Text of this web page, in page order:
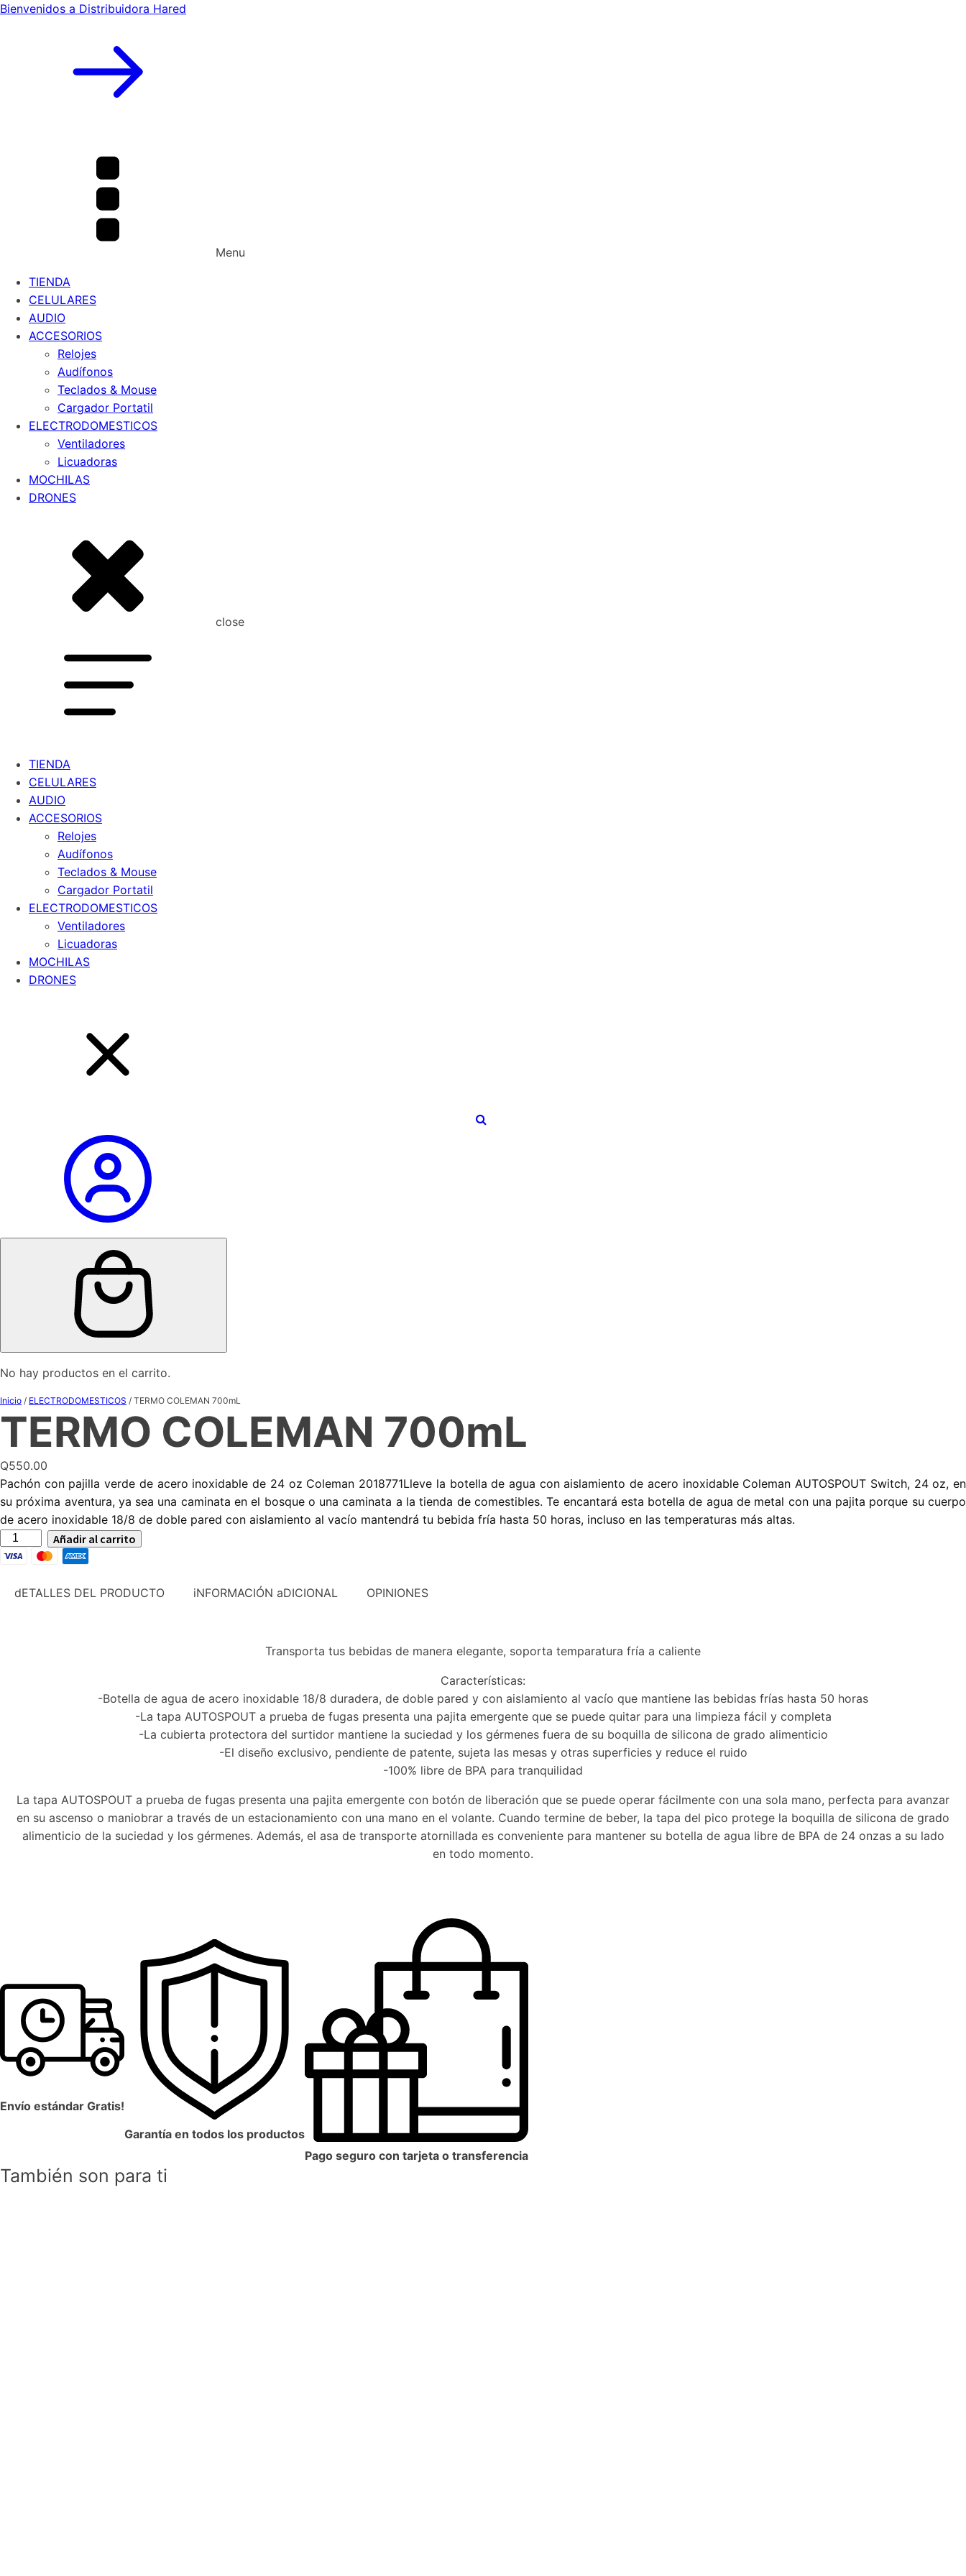
Bienvenidos a Distribuidora Hared
Menu
TIENDA
CELULARES
AUDIO
ACCESORIOS
Relojes
Audífonos
Teclados & Mouse
Cargador Portatil
ELECTRODOMESTICOS
Ventiladores
Licuadoras
MOCHILAS
DRONES
close
TIENDA
CELULARES
AUDIO
ACCESORIOS
Relojes
Audífonos
Teclados & Mouse
Cargador Portatil
ELECTRODOMESTICOS
Ventiladores
Licuadoras
MOCHILAS
DRONES
No hay productos en el carrito.
Inicio / ELECTRODOMESTICOS / TERMO COLEMAN 700mL
TERMO COLEMAN 700mL
Q550.00
Pachón con pajilla verde de acero inoxidable de 24 oz Coleman 2018771Lleve la botella de agua con aislamiento de acero inoxidable Coleman AUTOSPOUT Switch, 24 oz, en
su próxima aventura, ya sea una caminata en el bosque o una caminata a la tienda de comestibles. Te encantará esta botella de agua de metal con una pajita porque su cuerpo
de acero inoxidable 18/8 de doble pared con aislamiento al vacío mantendrá tu bebida fría hasta 50 horas, incluso en las temperaturas más altas.
TERMO
COLEMAN
cantidad
Añadir al carrito
dETALLES DEL PRODUCTO iNFORMACIÓN aDICIONAL OPINIONES
Transporta tus bebidas de manera elegante, soporta temparatura fría a caliente
Características:
-Botella de agua de acero inoxidable 18/8 duradera, de doble pared y con aislamiento al vacío que mantiene las bebidas frías hasta 50 horas
-La tapa AUTOSPOUT a prueba de fugas presenta una pajita emergente que se puede quitar para una limpieza fácil y completa
-La cubierta protectora del surtidor mantiene la suciedad y los gérmenes fuera de su boquilla de silicona de grado alimenticio
-El diseño exclusivo, pendiente de patente, sujeta las mesas y otras superficies y reduce el ruido
-100% libre de BPA para tranquilidad
La tapa AUTOSPOUT a prueba de fugas presenta una pajita emergente con botón de liberación que se puede operar fácilmente con una sola mano, perfecta para avanzar
en su ascenso o maniobrar a través de un estacionamiento con una mano en el volante. Cuando termine de beber, la tapa del pico protege la boquilla de silicona de grado
alimenticio de la suciedad y los gérmenes. Además, el asa de transporte atornillada es conveniente para mantener su botella de agua libre de BPA de 24 onzas a su lado
en todo momento.
Envío estándar Gratis!
Garantía en todos los productos
Pago seguro con tarjeta o transferencia
También son para ti